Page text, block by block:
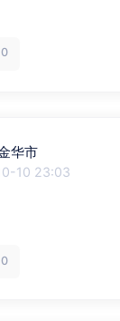
0
华市
10 23:03
0